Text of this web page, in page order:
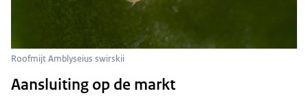
Roofmijt Amblyseius swirskii
Aansluiting op de markt